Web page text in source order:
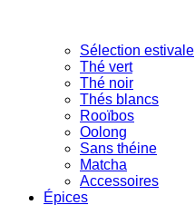
Sélection estivale
Thé vert
Thé noir
Thés blancs
Rooïbos
Oolong
Sans théine
Matcha
Accessoires
Épices